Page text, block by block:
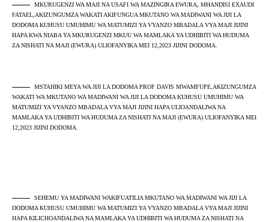
MKURUGENZI WA MAJI NA USAFI WA MAZINGIRA EWURA, MHANDISI EXAUDI
FATAEL,AKIZUNGUMZA WAKATI AKIFUNGUA MKUTANO WA MADIWANI WA JIJI LA
DODOMA KUHUSU UMUHIMU WA MATUMIZI YA VYANZO MBADALA VYA MAJI JIJINI
HAPA KWA NIABA YA MKURUGENZI MKUU WA MAMLAKA YA UDHIBITI WA HUDUMA
ZA NISHATI NA MAJI (EWURA) ULIOFANYIKA MEI 12,2023 JIJINI DODOMA.
MSTAHIKI MEYA WA JIJI LA DODOMA PROF DAVIS MWAMFUPE,AKIZUNGUMZA
WAKATI WA MKUTANO WA MADIWANI WA JIJI LA DODOMA KUHUSU UMUHIMU WA
MATUMIZI YA VYANZO MBADALA VYA MAJI JIJINI HAPA ULIOANDALIWA NA
MAMLAKA YA UDHIBITI WA HUDUMA ZA NISHATI NA MAJI (EWURA) ULIOFANYIKA MEI
12,2023 JIJINI DODOMA.
SEHEMU YA MADIWANI WAKIFUATILIA MKUTANO WA MADIWANI WA JIJI LA
DODOMA KUHUSU UMUHIMU WA MATUMIZI YA VYANZO MBADALA VYA MAJI JIJINI
HAPA KILICHOANDALIWA NA MAMLAKA YA UDHIBITI WA HUDUMA ZA NISHATI NA